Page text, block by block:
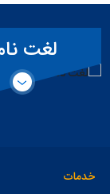
لغت
تخصصی
خدمات